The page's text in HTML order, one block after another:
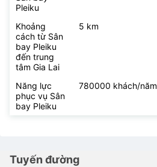
Pleiku
Khoảng
cách từ Sân
bay Pleiku
đến trung
tâm Gia Lai
5 km
Năng lực
phục vụ Sân
bay Pleiku
780000 khách/năm
Tuyến đường